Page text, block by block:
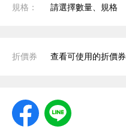
規格： 請選擇數量、規格
折價券 查看可使用的折價券